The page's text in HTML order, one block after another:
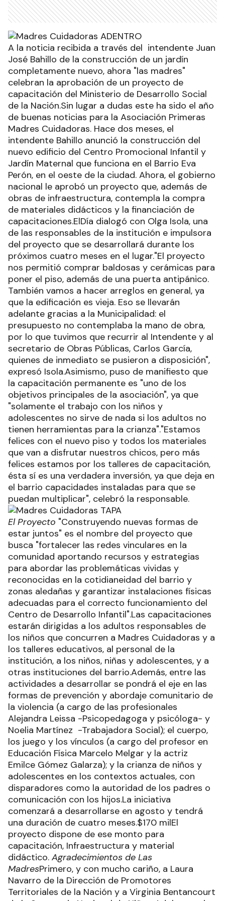
A la noticia recibida a través del intendente Juan
José Bahillo de la construcción de un jardín
completamente nuevo, ahora "las madres"
celebran la aprobación de un proyecto de
capacitación del Ministerio de Desarrollo Social
de la Nación.Sin lugar a dudas este ha sido el año
de buenas noticias para la Asociación Primeras
Madres Cuidadoras. Hace dos meses, el
intendente Bahillo anunció la construcción del
nuevo edificio del Centro Promocional Infantil y
Jardín Maternal que funciona en el Barrio Eva
Perón, en el oeste de la ciudad. Ahora, el gobierno
nacional le aprobó un proyecto que, además de
obras de infraestructura, contempla la compra
de materiales didácticos y la financiación de
capacitaciones.ElDía dialogó con Olga Isola, una
de las responsables de la institución e impulsora
del proyecto que se desarrollará durante los
próximos cuatro meses en el lugar."El proyecto
nos permitió comprar baldosas y cerámicas para
poner el piso, además de una puerta antipánico.
También vamos a hacer arreglos en general, ya
que la edificación es vieja. Eso se llevarán
adelante gracias a la Municipalidad: el
presupuesto no contemplaba la mano de obra,
por lo que tuvimos que recurrir al Intendente y al
secretario de Obras Públicas, Carlos García,
quienes de inmediato se pusieron a disposición",
expresó Isola.Asimismo, puso de manifiesto que
la capacitación permanente es "uno de los
objetivos principales de la asociación", ya que
"solamente el trabajo con los niños y
adolescentes no sirve de nada si los adultos no
tienen herramientas para la crianza"."Estamos
felices con el nuevo piso y todos los materiales
que van a disfrutar nuestros chicos, pero más
felices estamos por los talleres de capacitación,
ésta sí es una verdadera inversión, ya que deja en
el barrio capacidades instaladas para que se
puedan multiplicar", celebró la responsable.
El Proyecto "Construyendo nuevas formas de
estar juntos" es el nombre del proyecto que
busca "fortalecer las redes vinculares en la
comunidad aportando recursos y estrategias
para abordar las problemáticas vividas y
reconocidas en la cotidianeidad del barrio y
zonas aledañas y garantizar instalaciones físicas
adecuadas para el correcto funcionamiento del
Centro de Desarrollo Infantil".Las capacitaciones
estarán dirigidas a los adultos responsables de
los niños que concurren a Madres Cuidadoras y a
los talleres educativos, al personal de la
institución, a los niños, niñas y adolescentes, y a
otras instituciones del barrio.Además, entre las
actividades a desarrollar se pondrá el eje en las
formas de prevención y abordaje comunitario de
la violencia (a cargo de las profesionales
Alejandra Leissa -Psicopedagoga y psicóloga- y
Noelia Martínez -Trabajadora Social); el cuerpo,
los juego y los vínculos (a cargo del profesor en
Educación Física Marcelo Melgar y la actriz
Emilce Gómez Galarza); y la crianza de niños y
adolescentes en los contextos actuales, con
disparadores como la autoridad de los padres o
comunicación con los hijos.La iniciativa
comenzará a desarrollarse en agosto y tendrá
una duración de cuatro meses.$170 milEl
proyecto dispone de ese monto para
capacitación, Infraestructura y material
didáctico. Agradecimientos de Las
MadresPrimero, y con mucho cariño, a Laura
Navarro de la Dirección de Promotores
Territoriales de la Nación y a Virginia Bentancourt